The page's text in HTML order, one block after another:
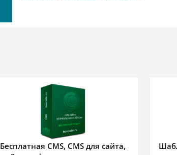
Бесплатная CMS, CMS для сайта,